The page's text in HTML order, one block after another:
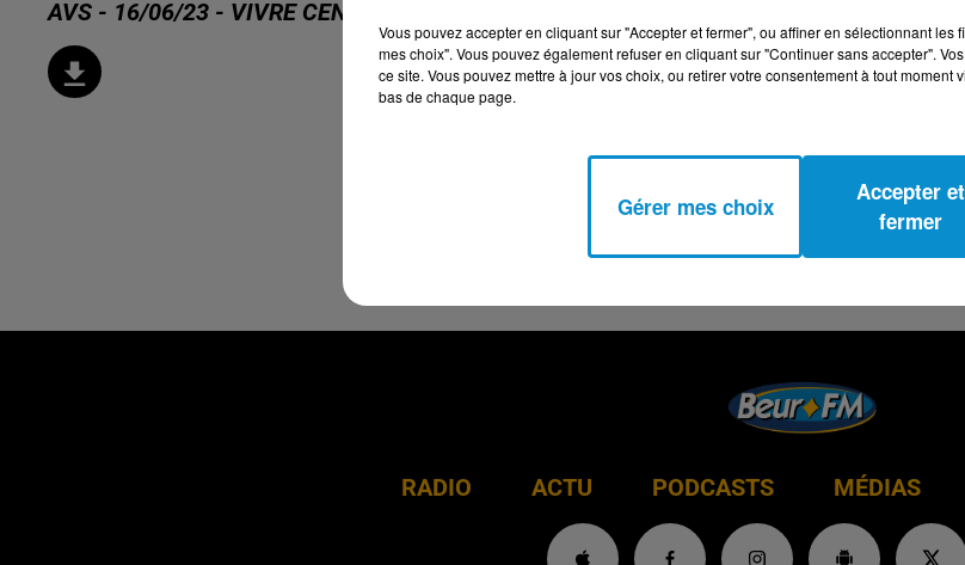
AVS - 16/06/23 - VIVRE CENTENAIRE ET EN PLEINE FORME ! (PR HENRI JOYEUX)
RADIO ACTU PODCASTS MÉDIAS
Vous pouvez accepter en cliquant sur "Accepter et fermer", ou affiner en sélectionnant les
mes choix". Vous pouvez également refuser en cliquant sur "Continuer sans accepter".
ce site. Vous pouvez mettre à jour vos choix, ou retirer votre consentement à tout moment
bas de chaque page.
Gérer mes choix
Accepter et
fermer